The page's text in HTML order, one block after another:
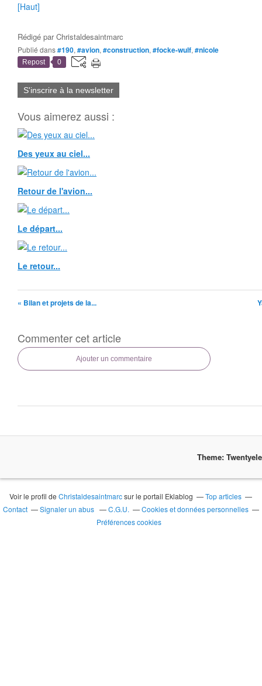
[Haut]
Rédigé parChristaldesaintmarc
Publié dans#190, #avion, #construction, #focke-wulf, #nicole
Repost 0
S'inscrire à la newsletter
Vous aimerez aussi :
Des yeux au ciel...
Retour de l'avion...
Le départ...
Le retour...
« Bilan et projets de la...
Commenter cet article
Ajouter un commentaire
Theme:
Voir le profil deChristaldesaintmarcsur le portail Eklablog
Top articles
Contact
Signaler un abus C.G.U.
Cookies et données personnelles
Préférences cookies